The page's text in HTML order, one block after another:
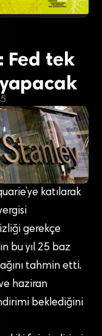
Fed tek
katılarak
gerekçe
bu yıl 25 baz
tahmin etti.
haziran
beklediğini